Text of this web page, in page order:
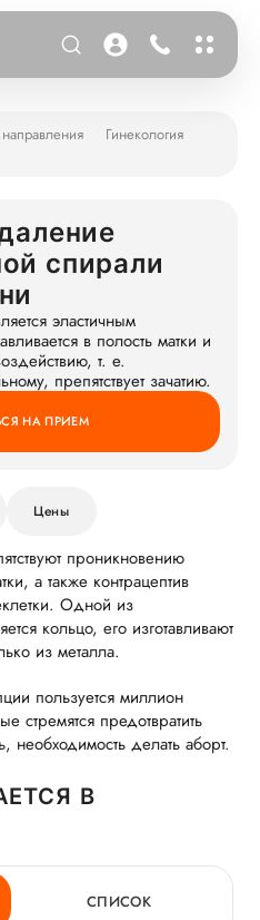
Гинекология
спирали
эластичным
в полость матки и
т. е.
препятствует зачатию.
НА ПРИЕМ
Цены
проникновению
а также контрацептив
Одной из
кольцо, его изготавливают
из металла.
пользуется миллион
предотвратить
необходимость делать аборт.
В
СПИСОК